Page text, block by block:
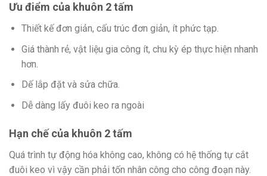
Ưu điểm của khuôn 2 tấm
Thiết kế đơn giản, cấu trúc đơn giản, ít phức tạp.
Giá thành rẻ, vật liệu gia công ít, chu kỳ ép thực hiện nhanh
hơn.
Dế lắp đặt và sửa chữa.
Dễ dàng lấy đuôi keo ra ngoài
Hạn chế của khuôn 2 tấm
Quá trình tự động hóa không cao, không có hệ thống tự cắt
đuôi keo vì vậy cần phải tốn nhân công cho công đoạn này.